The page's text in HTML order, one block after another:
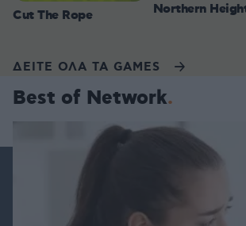
Cut The Rope Northern
ΔΕΙΤΕ ΟΛΑ ΤΑ GAMES
Best of Network